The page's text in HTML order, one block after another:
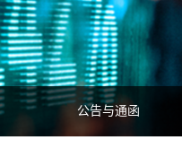
公告与通函